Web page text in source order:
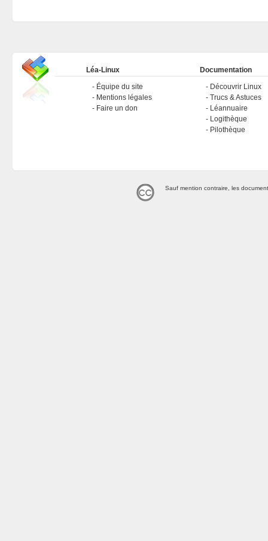
Léa-Linux
Équipe du site
Mentions légales
Faire un don
Documentation
Découvrir Linux
Trucs & Astuces
Léannuaire
Logithèque
Pilothèque
Sauf mention contraire, les